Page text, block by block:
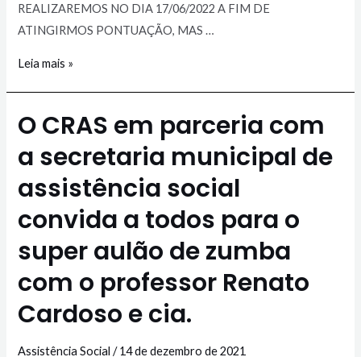
REALIZAREMOS NO DIA 17/06/2022 A FIM DE
ATINGIRMOS PONTUAÇÃO, MAS …
Leia mais »
O CRAS em parceria com
a secretaria municipal de
assistência social
convida a todos para o
super aulão de zumba
com o professor Renato
Cardoso e cia.
Assistência Social /14 de dezembro de 2021